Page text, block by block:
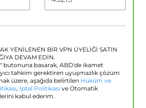
YENİLENEN BİR VPN ÜYELİĞİ SATIN
DEVAM EDİN.
butonuna basarak, ABD'de ikamet
tahkim gerektiren uyuşmazlık çözüm
üzere, aşağıda belirtilen Hüküm ve
, İptal Politikası ve Otomatik
kabul ederim.